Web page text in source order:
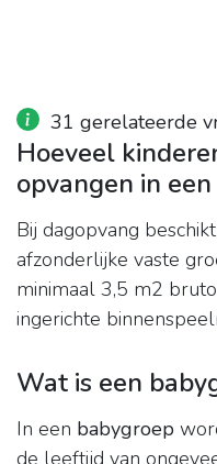
31 gerelateerde
Hoeveel
opvangen in
Bij dagopvang
afzonderlijke vaste
minimaal 3,5 m2
ingerichte
Wat is een
In een babygroep
de leeftijd van